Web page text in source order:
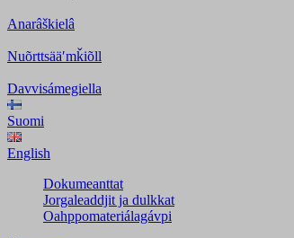
Anarâškielâ
Nuõrttsääʹmǩiõll
Davvisámegiella
Suomi
English
Dokumeanttat
Jorgaleaddjit ja dulkkat
Oahppomateriálagávpi